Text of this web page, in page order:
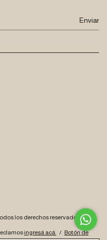
los derechos reservados.
ingresá acá. / Botón de